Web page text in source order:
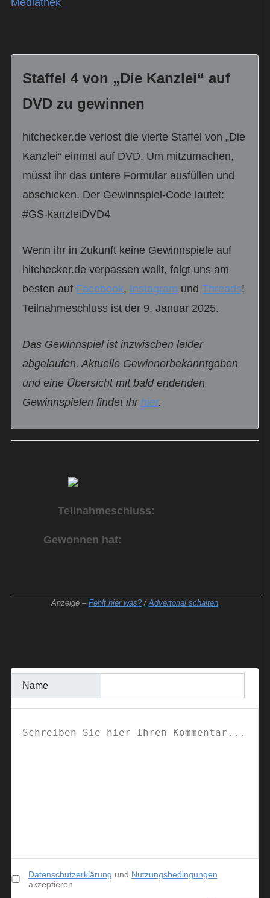
Mediathek
Staffel 4 von „Die Kanzlei“ auf
DVD zu gewinnen
hitchecker.de verlost die vierte Staffel von „Die
Kanzlei“ einmal auf DVD. Um mitzumachen,
müsst ihr das untere Formular ausfüllen und
abschicken. Der Gewinnspiel-Code lautet:
#GS-kanzleiDVD4
Wenn ihr in Zukunft keine Gewinnspiele auf
hitchecker.de verpassen wollt, folgt uns am
besten auf Facebook, Instagram und Threads!
Teilnahmeschluss ist der 9. Januar 2025.
Das Gewinnspiel ist inzwischen leider
abgelaufen. Aktuelle Gewinnerbekanntgaben
und eine Übersicht mit bald endenden
Gewinnspielen findet ihr hier.
Teilnahmeschluss:
Gewonnen hat:
Anzeige – Fehlt hier was? /Advertorial schalten
Name
Datenschutzerklärung und Nutzungsbedingungen
akzeptieren